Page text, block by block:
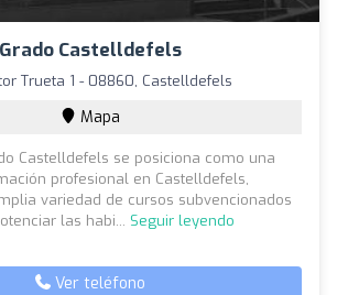
Castelldefels
Trueta 1 - 08860, Castelldefels
Mapa
Castelldefels se posiciona como una
profesional en Castelldefels,
variedad de cursos subvencionados
las habi... Seguir leyendo
Ver teléfono